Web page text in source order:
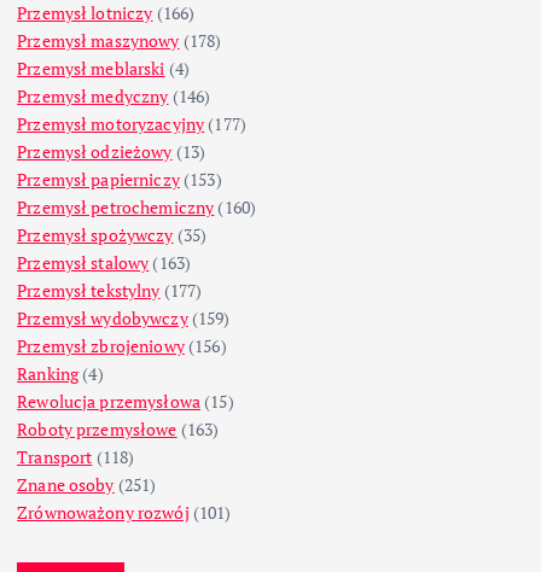
Przemysł lotniczy (166)
Przemysł maszynowy (178)
Przemysł meblarski (4)
Przemysł medyczny (146)
Przemysł motoryzacyjny (177)
Przemysł odzieżowy (13)
Przemysł papierniczy(153)
Przemysł petrochemiczny (160)
Przemysł spożywczy (35)
Przemysł stalowy (163)
Przemysł tekstylny (177)
Przemysł wydobywczy(159)
Przemysł zbrojeniowy(156)
Ranking(4)
Rewolucja przemysłowa (15)
Roboty przemysłowe (163)
Transport (118)
Znane osoby (251)
Zrównoważony rozwój (101)